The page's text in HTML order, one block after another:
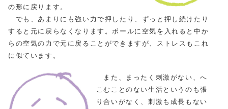
の形に戻ります。
でも、あまりにも強い力で押したり、ずっと押し続けたり
すると元に戻らなくなります。ボールに空気を入れると中か
らの空気の力で元に戻ることができますが、ストレスもこれ
に似ています。
また、まったく刺激がない、へ
こむことのない生活というのも張
り合いがなく、刺激も成長もない